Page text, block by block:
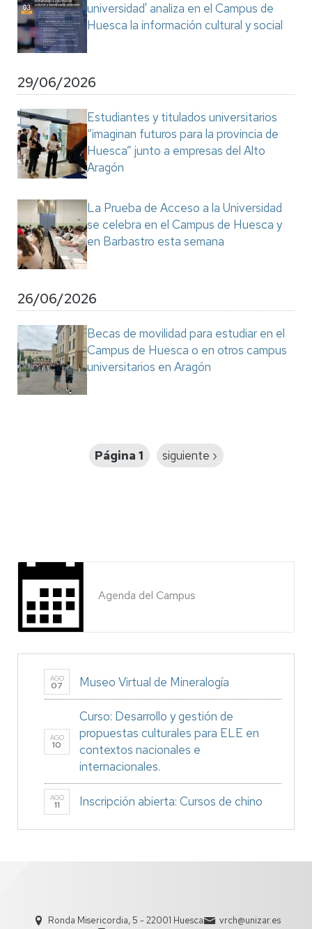
universidad' analiza en el Campus de
Huesca la información cultural y social
29/06/2026
Estudiantes y titulados universitarios
“imaginan futuros para la provincia de
Huesca” junto a empresas del Alto
Aragón
La Prueba de Acceso a la Universidad
se celebra en el Campus de Huesca y
en Barbastro esta semana
26/06/2026
Becas de movilidad para estudiar en el
Campus de Huesca o en otros campus
universitarios en Aragón
Página 1
Siguiente
siguiente ›
Agenda del Campus
AGO
07 Museo Virtual de Mineralogía
AGO
10
Curso: Desarrollo y gestión de
propuestas culturales para ELE en
contextos nacionales e
internacionales.
AGO
11 Inscripción abierta: Cursos de chino
Ronda Misericordia, 5 - 22001 Huesca
vrch@unizar.es